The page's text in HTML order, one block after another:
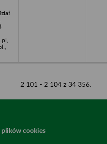
2 101 - 2 104 z 34 356.
cookies